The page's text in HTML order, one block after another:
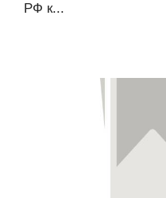
РФ к...